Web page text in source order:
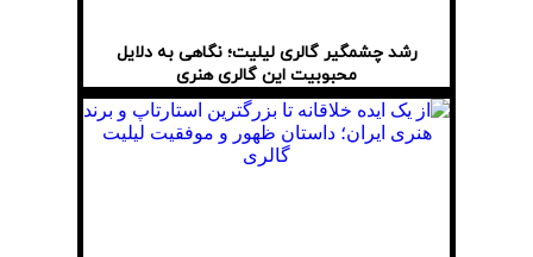
رشد چشمگیر گالری لیلیت؛ نگاهی به دلایل
محبوبیت این گالری هنری